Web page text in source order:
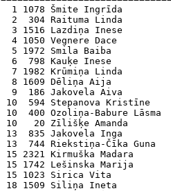
1 1078 Šmite Ingrīda
2  304 Raituma Linda
3 1516 Lazdiņa Inese
4 1050 Vegnere Dace
5 1972 Smila Baiba
6  798 Kauķe Inese
7 1982 Krūmiņa Linda
8 1609 Dēliņa
9  186 Jakovela Aiva
10  594
10  400
10   20 Zīlišķe
13  835
13  744
15 2321
15 1742 Lešinska
15 1023 Sirica Vita
18 1509